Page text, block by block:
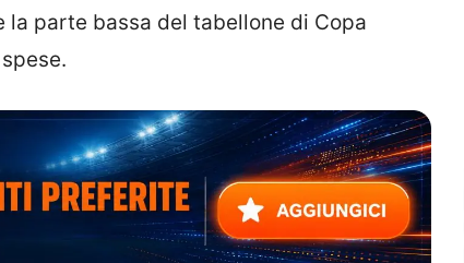
la parte bassa del tabellone di Copa